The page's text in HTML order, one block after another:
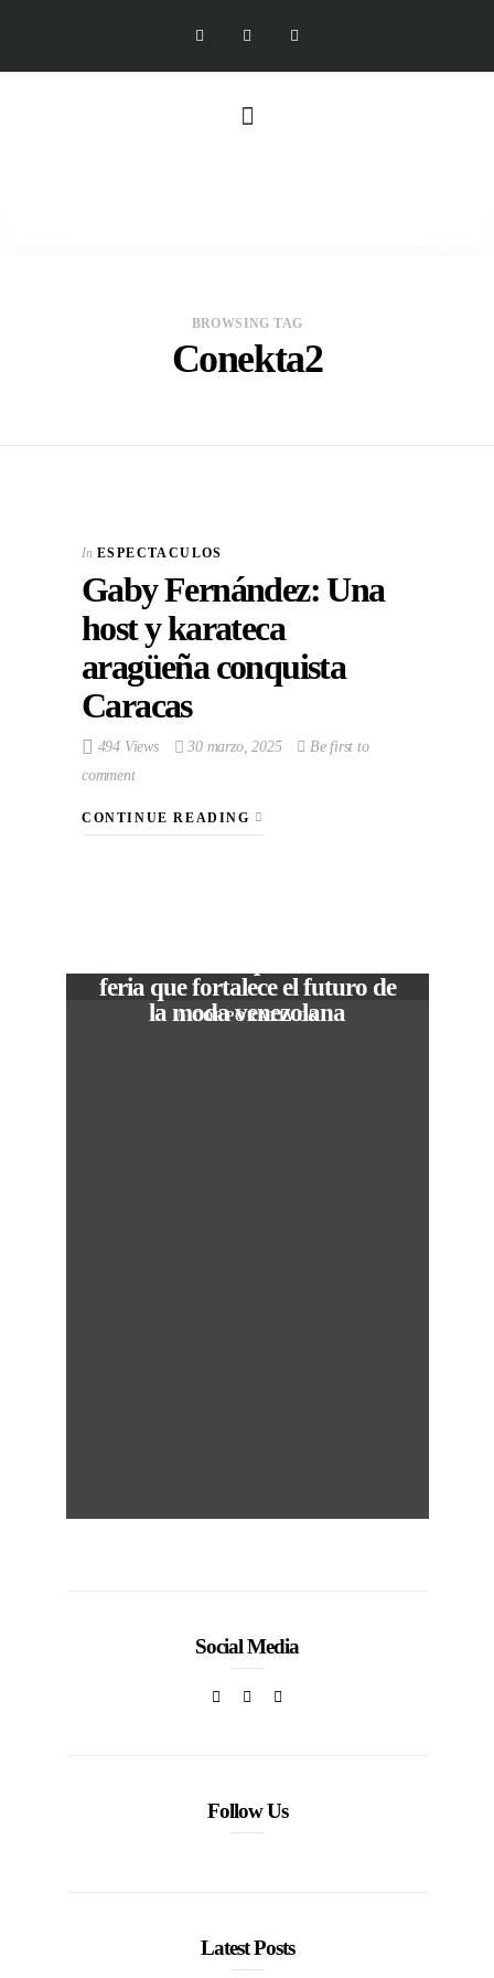
BROWSING TAG
Conekta2
In ESPECTACULOS
Gaby Fernández: Una
host y karateca
aragüeña conquista
Caracas
494 Views 30 marzo, 2025
Be first to
comment
CONTINUE READING
In CORPORATIVOS
feria que fortalece el futuro de
la moda venezolana
Social Media
Follow Us
Latest Posts